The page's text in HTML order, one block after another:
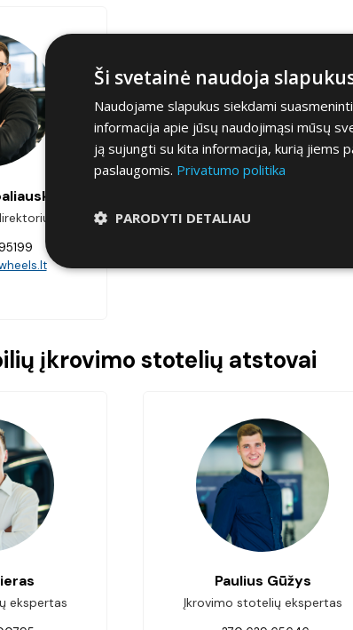
įkrovimo stotelių atstovai
ekspertas
Paulius Gūžys
Įkrovimo stotelių ekspertas
Ši svetainė naudoja
Naudojame slapukus siekdami
informacija apie jūsų naudojimąsi mūsų
ją sujungti su kita informacija, kurią jiems
paslaugomis. Privatumo politika
PARODYTI DETALIAU